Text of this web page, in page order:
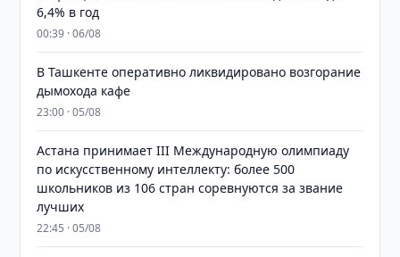
6,4% в год
00:39 · 06/08
В Ташкенте оперативно ликвидировано возгорание
дымохода кафе
23:00 · 05/08
Астана принимает III Международную олимпиаду
по искусственному интеллекту: более 500
школьников из 106 стран соревнуются за звание
лучших
22:45 · 05/08